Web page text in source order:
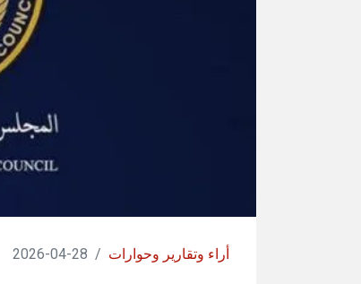
أراء وتقارير وحوارات /
28-04-2026